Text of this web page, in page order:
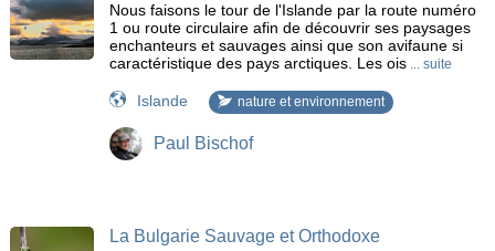
Nous faisons le tour de l'Islande par la route numéro
1 ou route circulaire afin de découvrir ses paysages
enchanteurs et sauvages ainsi que son avifaune si
caractéristique des pays arctiques. Les ois... suite
Islande nature et environnement
Paul Bischof
La Bulgarie Sauvage et Orthodoxe